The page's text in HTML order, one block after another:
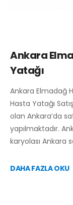
Ankara
Yatağı
Ankara Elmadağ
Hasta Yatağı
olan Ankara’da
yapılmaktadır.
karyolası Ankara
DAHA FAZLA OKU